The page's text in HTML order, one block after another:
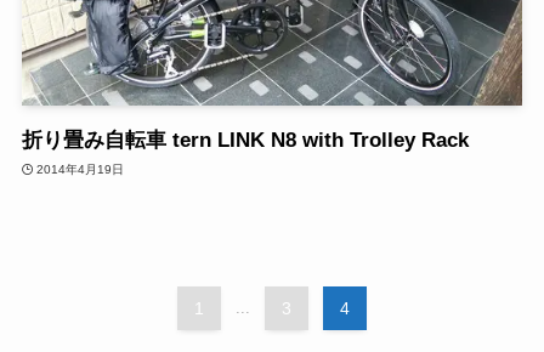
折り畳み自転車 tern LINK N8 with Trolley Rack
2014年4月19日
1 3 4